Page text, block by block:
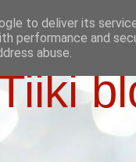
to deliver its
performance and
abuse.